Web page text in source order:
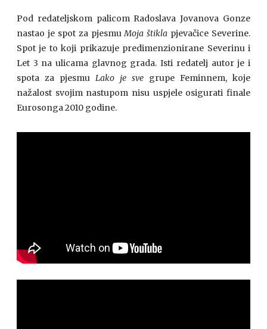
Pod redateljskom palicom Radoslava Jovanova Gonze
nastao je spot za pjesmu Moja štikla pjevačice Severine.
Spot je to koji prikazuje predimenzionirane Severinu i
Let 3 na ulicama glavnog grada. Isti redatelj autor je i
spota za pjesmu Lako je sve grupe Feminnem, koje
nažalost svojim nastupom nisu uspjele osigurati finale
Eurosonga 2010 godine.